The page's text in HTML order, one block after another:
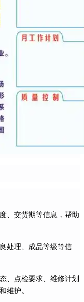
、交货期等信息，帮助
处理、成品等级等信
、点检要求、维修计划
维护。